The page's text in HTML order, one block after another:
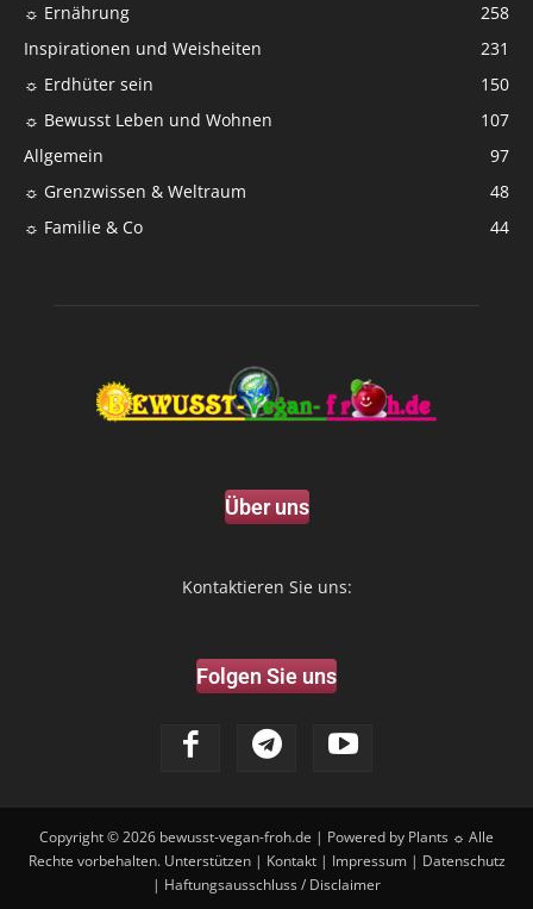
☼ Ernährung
258
Inspirationen und Weisheiten
231
☼ Erdhüter sein
150
☼ Bewusst Leben und Wohnen
107
Allgemein
97
☼ Grenzwissen & Weltraum
48
☼ Familie & Co
44
Über uns
Kontaktieren Sie uns:
Folgen Sie uns
Copyright © 2026 bewusst-vegan-froh.de | Powered by Plants ☼ Alle
Rechte vorbehalten. Unterstützen| Kontakt| Impressum| Datenschutz
| Haftungsausschluss / Disclaimer